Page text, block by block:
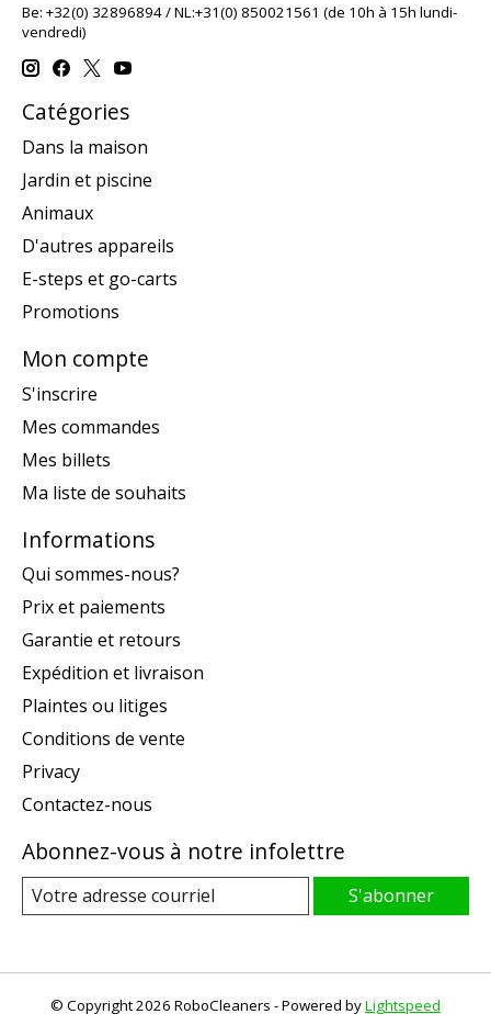
Be: +32(0) 32896894 / NL:+31(0) 850021561 (de 10h à 15h lundi-
vendredi)
Catégories
Dans la maison
Jardin et piscine
Animaux
D'autres appareils
E-steps et go-carts
Promotions
Mon compte
S'inscrire
Mes commandes
Mes billets
Ma liste de souhaits
Informations
Qui sommes-nous?
Prix et paiements
Garantie et retours
Expédition et livraison
Plaintes ou litiges
Conditions de vente
Privacy
Contactez-nous
Abonnez-vous à notre infolettre
S'abonner
© Copyright 2026 RoboCleaners - Powered byLightspeed